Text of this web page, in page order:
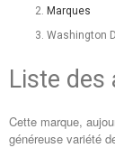
Marques
Washington
Liste des
Cette marque,
généreuse variété